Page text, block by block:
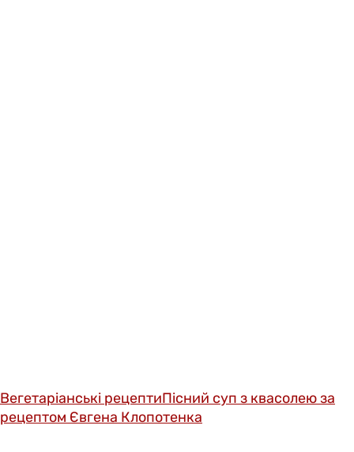
Вегетаріанські рецептиПісний суп з квасолею за
рецептом Євгена Клопотенка